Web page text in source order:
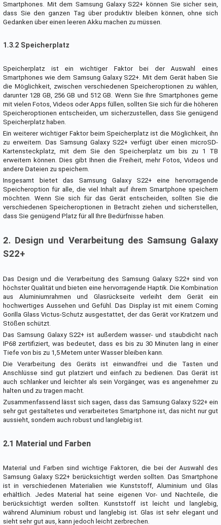
Smartphones. Mit dem Samsung Galaxy S22+ können Sie sicher sein,
dass Sie den ganzen Tag über produktiv bleiben können, ohne sich
Gedanken über einen leeren Akku machen zu müssen.
1.3.2 Speicherplatz
Speicherplatz ist ein wichtiger Faktor bei der Auswahl eines
Smartphones wie dem Samsung Galaxy S22+. Mit dem Gerät haben Sie
die Möglichkeit, zwischen verschiedenen Speicheroptionen zu wählen,
darunter 128 GB, 256 GB und 512 GB. Wenn Sie Ihre Smartphones gerne
mit vielen Fotos, Videos oder Apps füllen, sollten Sie sich für die höheren
Speicheroptionen entscheiden, um sicherzustellen, dass Sie genügend
Speicherplatz haben.
Ein weiterer wichtiger Faktor beim Speicherplatz ist die Möglichkeit, ihn
zu erweitern. Das Samsung Galaxy S22+ verfügt über einen microSD-
Kartensteckplatz, mit dem Sie den Speicherplatz um bis zu 1 TB
erweitern können. Dies gibt Ihnen die Freiheit, mehr Fotos, Videos und
andere Dateien zu speichern.
Insgesamt bietet das Samsung Galaxy S22+ eine hervorragende
Speicheroption für alle, die viel Inhalt auf ihrem Smartphone speichern
möchten. Wenn Sie sich für das Gerät entscheiden, sollten Sie die
verschiedenen Speicheroptionen in Betracht ziehen und sicherstellen,
dass Sie genügend Platz für all Ihre Bedürfnisse haben.
2. Design und Verarbeitung des Samsung Galaxy
S22+
Das Design und die Verarbeitung des Samsung Galaxy S22+ sind von
höchster Qualität und bieten eine hervorragende Haptik. Die Kombination
aus Aluminiumrahmen und Glasrückseite verleiht dem Gerät ein
hochwertiges Aussehen und Gefühl. Das Display ist mit einem Corning
Gorilla Glass Victus-Schutz ausgestattet, der das Gerät vor Kratzern und
Stößen schützt.
Das Samsung Galaxy S22+ ist außerdem wasser- und staubdicht nach
IP68 zertifiziert, was bedeutet, dass es bis zu 30 Minuten lang in einer
Tiefe von bis zu 1,5 Metern unter Wasser bleiben kann.
Die Verarbeitung des Geräts ist einwandfrei und die Tasten und
Anschlüsse sind gut platziert und einfach zu bedienen. Das Gerät ist
auch schlanker und leichter als sein Vorgänger, was es angenehmer zu
halten und zu tragen macht.
Zusammenfassend lässt sich sagen, dass das Samsung Galaxy S22+ ein
sehr gut gestaltetes und verarbeitetes Smartphone ist, das nicht nur gut
aussieht, sondern auch robust und langlebig ist.
2.1 Material und Farben
Material und Farben sind wichtige Faktoren, die bei der Auswahl des
Samsung Galaxy S22+ berücksichtigt werden sollten. Das Smartphone
ist in verschiedenen Materialien wie Kunststoff, Aluminium und Glas
erhältlich. Jedes Material hat seine eigenen Vor- und Nachteile, die
berücksichtigt werden sollten. Kunststoff ist leicht und langlebig,
während Aluminium robust und langlebig ist. Glas ist sehr elegant und
sieht sehr gut aus, kann jedoch leicht zerbrechen.